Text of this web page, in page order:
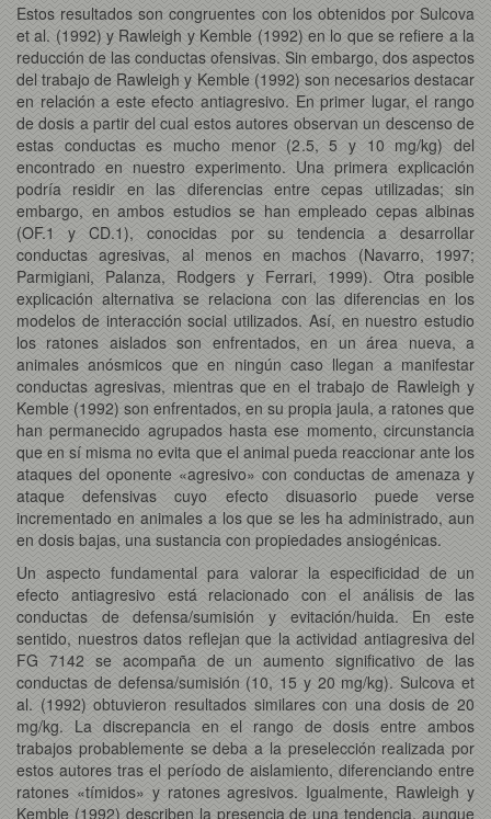
Estos resultados son congruentes con los obtenidos por Sulcova
et al. (1992) y Rawleigh y Kemble (1992) en lo que se refiere a la
reducción de las conductas ofensivas. Sin embargo, dos aspectos
del trabajo de Rawleigh y Kemble (1992) son necesarios destacar
en relación a este efecto antiagresivo. En primer lugar, el rango
de dosis a partir del cual estos autores observan un descenso de
estas conductas es mucho menor (2.5, 5 y 10 mg/kg) del
encontrado en nuestro experimento. Una primera explicación
podría residir en las diferencias entre cepas utilizadas; sin
embargo, en ambos estudios se han empleado cepas albinas
(OF.1 y CD.1), conocidas por su tendencia a desarrollar
conductas agresivas, al menos en machos (Navarro, 1997;
Parmigiani, Palanza, Rodgers y Ferrari, 1999). Otra posible
explicación alternativa se relaciona con las diferencias en los
modelos de interacción social utilizados. Así, en nuestro estudio
los ratones aislados son enfrentados, en un área nueva, a
animales anósmicos que en ningún caso llegan a manifestar
conductas agresivas, mientras que en el trabajo de Rawleigh y
Kemble (1992) son enfrentados, en su propia jaula, a ratones que
han permanecido agrupados hasta ese momento, circunstancia
que en sí misma no evita que el animal pueda reaccionar ante los
ataques del oponente «agresivo» con conductas de amenaza y
ataque defensivas cuyo efecto disuasorio puede verse
incrementado en animales a los que se les ha administrado, aun
en dosis bajas, una sustancia con propiedades ansiogénicas.
Un aspecto fundamental para valorar la especificidad de un
efecto antiagresivo está relacionado con el análisis de las
conductas de defensa/sumisión y evitación/huida. En este
sentido, nuestros datos reflejan que la actividad antiagresiva del
FG 7142 se acompaña de un aumento significativo de las
conductas de defensa/sumisión (10, 15 y 20 mg/kg). Sulcova et
al. (1992) obtuvieron resultados similares con una dosis de 20
mg/kg. La discrepancia en el rango de dosis entre ambos
trabajos probablemente se deba a la preselección realizada por
estos autores tras el período de aislamiento, diferenciando entre
ratones «tímidos» y ratones agresivos. Igualmente, Rawleigh y
Kemble (1992) describen la presencia de una tendencia, aunque